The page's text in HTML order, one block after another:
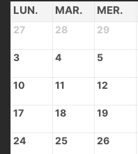
LUN. MAR. MER.
27 28 29
3 4 5
10 11 12
17 18 19
24 25 26